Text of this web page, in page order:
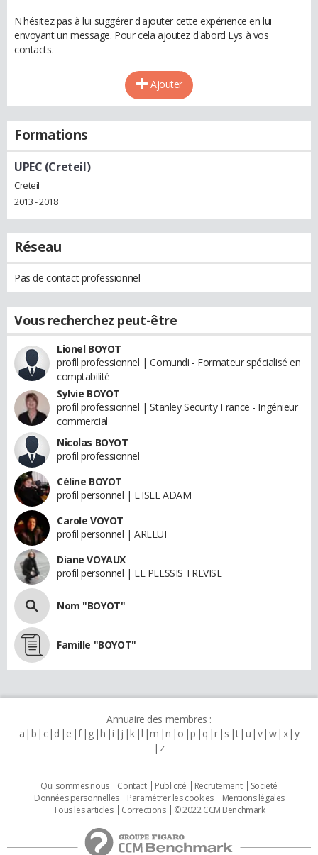
N'hésitez pas à lui suggérer d'ajouter cette expérience en lui
envoyant un message. Pour cela ajoutez d'abord Lys à vos
contacts.
Ajouter
Formations
UPEC (Creteil)
Creteil
2013 - 2018
Réseau
Pas de contact professionnel
Vous recherchez peut-être
Lionel BOYOT
profil professionnel | Comundi - Formateur spécialisé en
comptabilité
Sylvie BOYOT
profil professionnel | Stanley Security France - Ingénieur
commercial
Nicolas BOYOT
profil professionnel
Céline BOYOT
profil personnel | L'ISLE ADAM
Carole VOYOT
profil personnel | ARLEUF
Diane VOYAUX
profil personnel | LE PLESSIS TREVISE
Nom "BOYOT"
Famille "BOYOT"
Annuaire des membres :
a b c d e f g h i j k l m n o p q r s t u v w x y
z
Qui sommes nous Contact Publicité Recrutement
Societé
Données personnelles
Paramétrer les cookies
Mentions légales
Tous les articles
Corrections © 2022 CCM Benchmark